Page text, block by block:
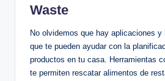
Waste
No olvidemos que hay aplicaciones
que te pueden ayudar con la
productos en tu casa. Herramientas
te permiten rescatar alimentos de